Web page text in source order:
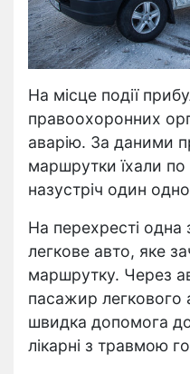
На місце події
правоохоронних
аварію. За даними
маршрутки їхали по
назустріч один
На перехресті
легкове авто, яке
маршрутку. Через
пасажир легкового
швидка допомога
лікарні з травмою